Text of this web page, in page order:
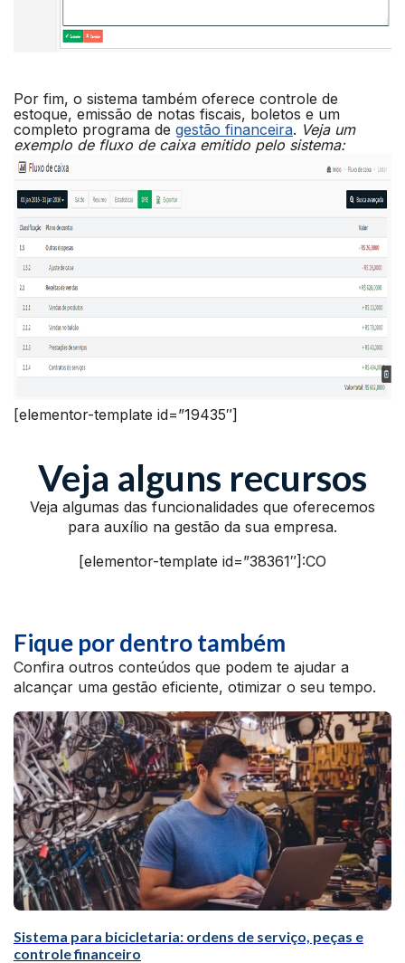
Por fim, o sistema também oferece controle de
estoque, emissão de notas fiscais, boletos e um
completo programa de gestão financeira. Veja um
exemplo de fluxo de caixa emitido pelo sistema:
[elementor-template id=”19435″]
Veja alguns recursos
Veja algumas das funcionalidades que oferecemos
para auxílio na gestão da sua empresa.
[elementor-template id=”38361″]:CO
Fique por dentro também
Confira outros conteúdos que podem te ajudar a
alcançar uma gestão eficiente, otimizar o seu tempo.
Sistema para bicicletaria: ordens de serviço, peças e
controle financeiro